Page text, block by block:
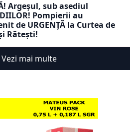
Argeșul, sub asediul
Pompierii au
de URGENȚĂ la Curtea de
Rătești!
Vezi mai multe